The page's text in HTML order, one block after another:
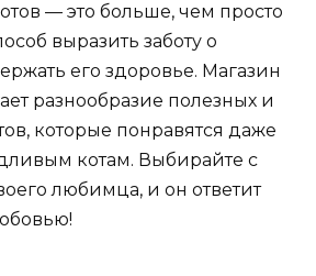
— это больше, чем просто
выразить заботу о
его здоровье. Магазин
разнообразие полезных и
которые понравятся даже
котам. Выбирайте с
любимца, и он ответит